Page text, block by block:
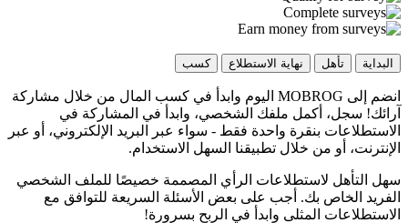
البداية تأهل نهاية الاستطلاع كسب
انضم إلى MOBROG اليوم وابدأ في كسب المال من خلال مشاركة
آرائك! سجل، أكمل ملفك الشخصي، وابدأ في المشاركة في
الاستطلاعات بنقرة واحدة فقط - سواء عبر البريد الإلكتروني، أو عبر
الإنترنت، أو من خلال تطبيقنا السهل الاستخدام.
سهل التأهل لاستطلاعات الرأي المصممة خصيصًا للملف الشخصي
الفريد الخاص بك. أجب على بعض الأسئلة السريعة للتوافق مع
الاستطلاعات المثلى وابدأ في الربح بسرورة!